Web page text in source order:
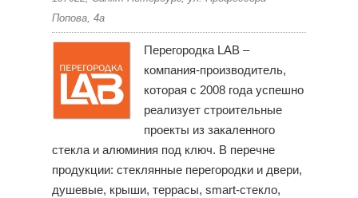
Попова, 4а
Перегородка LAB –
компания-производитель,
которая с 2008 года успешно
реализует строительные
проекты из закаленного
стекла и алюминия под ключ. В перечне
продукции: стеклянные перегородки и двери,
душевые, крыши, террасы, smart-стекло,